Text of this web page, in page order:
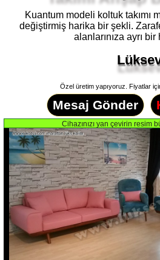
Kuantum modeli koltuk takımı
değiştirmiş harika bir şekli.
alanlarınıza ayrı
Özel üretim yapıyoruz. Fiyatlar
Mesaj Gönder